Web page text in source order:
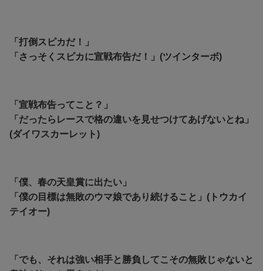
「打倒スピカだ！」
「さっそくスピカに宣戦布告だ！」(ツインターボ)
「宣戦布告ってこと？」
「だったらレースで格の違いを見せつけてあげないとね」
(ダイワスカーレット)
「僕、春の天皇賞に出たい」
「僕の目標は無敗のウマ娘であり続けること」(トウカイ
テイオー)
「でも、それは強い相手と勝負してこその無敗じゃないと